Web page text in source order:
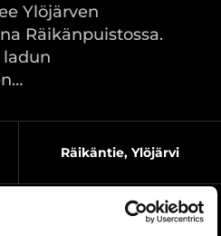
Ylöjärven
Räikänpuistossa.
Räikäntie, Ylöjärvi